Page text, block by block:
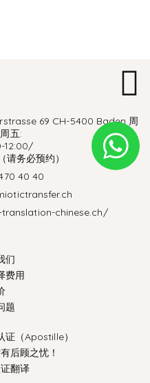
69 CH-5400 Baden 周
五:
12:00/
请务必预约）
40 40
chinese.ch/
们
费用
题
（Apostille）
后顾之忧！
翻译